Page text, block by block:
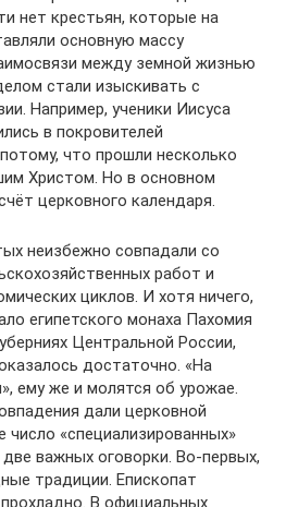
нет крестьян, которые на
основную массу
между земной жизнью
стали изыскивать с
Например, ученики Иисуса
в покровителей
что прошли несколько
Христом. Но в основном
церковного календаря.
неизбежно совпадали со
работ и
циклов. И хотя ничего,
египетского монаха Пахомия
Центральной России,
достаточно. «На
ему же и молятся об урожае.
дали церковной
«специализированных»
важных оговорки. Во-первых,
традиции. Епископат
В официальных